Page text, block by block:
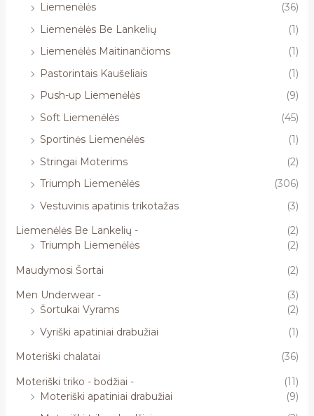
Liemenėlės
(36)
Liemenėlės Be Lankelių
(1)
Liemenėlės Maitinančioms
(1)
Pastorintais Kaušeliais
(1)
Push-up Liemenėlės
(9)
Soft Liemenėlės
(45)
Sportinės Liemenėlės
(1)
Stringai Moterims
(2)
Triumph Liemenėlės
(306)
Vestuvinis apatinis trikotažas
(3)
Liemenėlės Be Lankelių -
(2)
Triumph Liemenėlės
(2)
Maudymosi Šortai
(2)
Men Underwear -
(3)
Šortukai Vyrams
(2)
Vyriški apatiniai drabužiai
(1)
Moteriški chalatai
(36)
Moteriški triko - bodžiai -
(11)
Moteriški apatiniai drabužiai
(9)